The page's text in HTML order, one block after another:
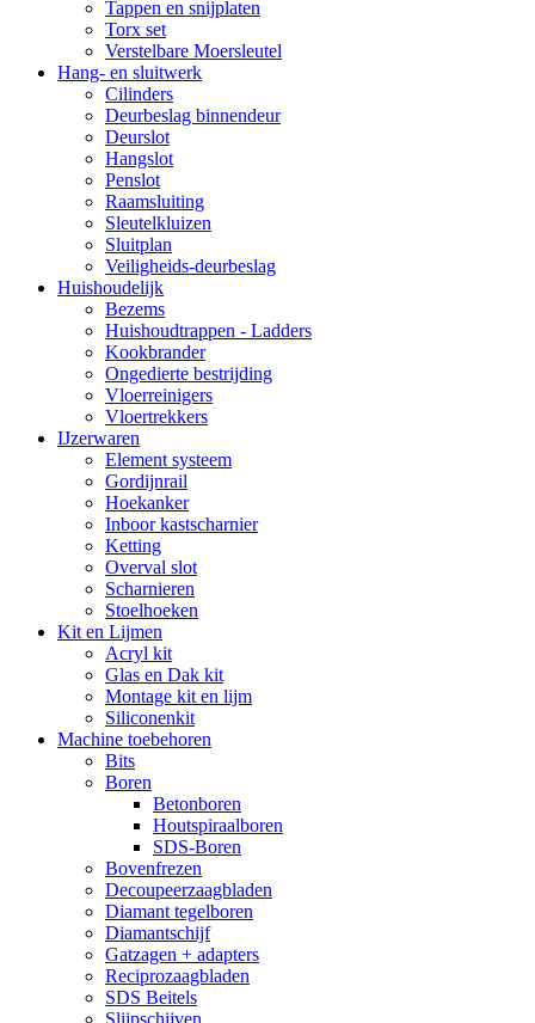
Tappen en snijplaten
Torx set
Verstelbare Moersleutel
Hang- en sluitwerk
Cilinders
Deurbeslag binnendeur
Deurslot
Hangslot
Penslot
Raamsluiting
Sleutelkluizen
Sluitplan
Veiligheids-deurbeslag
Huishoudelijk
Bezems
Huishoudtrappen - Ladders
Kookbrander
Ongedierte bestrijding
Vloerreinigers
Vloertrekkers
IJzerwaren
Element systeem
Gordijnrail
Hoekanker
Inboor kastscharnier
Ketting
Overval slot
Scharnieren
Stoelhoeken
Kit en Lijmen
Acryl kit
Glas en Dak kit
Montage kit en lijm
Siliconenkit
Machine toebehoren
Bits
Boren
Betonboren
Houtspiraalboren
SDS-Boren
Bovenfrezen
Decoupeerzaagbladen
Diamant tegelboren
Diamantschijf
Gatzagen + adapters
Reciprozaagbladen
SDS Beitels